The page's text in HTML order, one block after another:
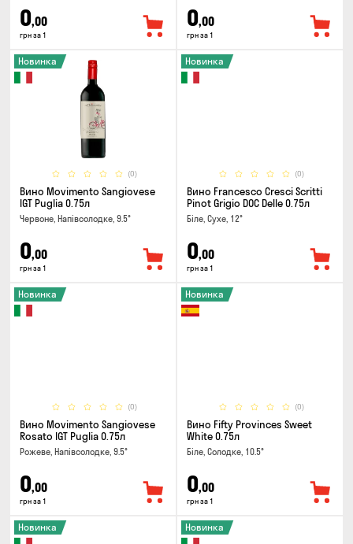
0,00
грн за 1
0,00
грн за 1
(0)
Новинка
Вино Movimento Sangiovese
IGT Puglia 0.75л
Червоне, Напівсолодке, 9.5°
0,00
грн за 1
(0)
Новинка
Вино Francesco Cresci Scritti
Pinot Grigio DOC Delle 0.75л
Біле, Сухе, 12°
0,00
грн за 1
(0)
Новинка
Вино Movimento Sangiovese
Rosato IGT Puglia 0.75л
Рожеве, Напівсолодке, 9.5°
0,00
грн за 1
(0)
Новинка
Вино Fifty Provinces Sweet
White 0.75л
Біле, Солодке, 10.5°
0,00
грн за 1
Новинка Новинка